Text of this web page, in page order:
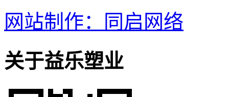
网站制作：同启网络
关于益乐塑业